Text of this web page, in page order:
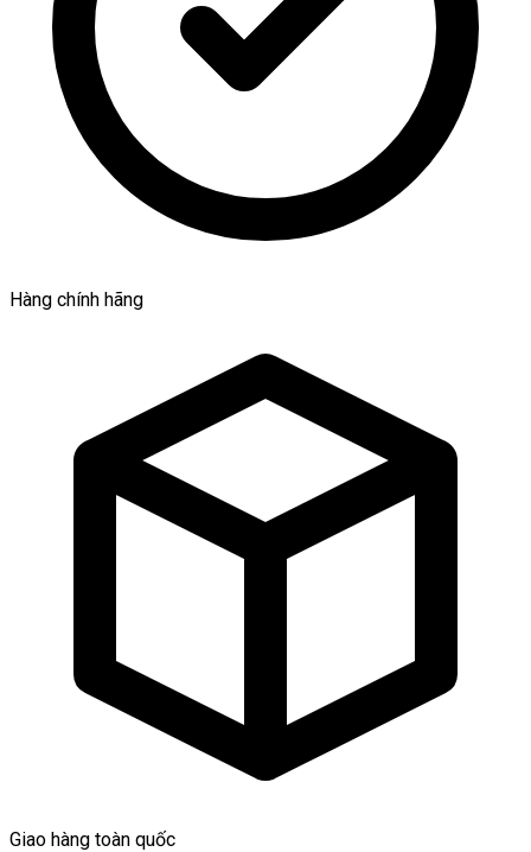
Hàng chính hãng
Giao hàng toàn quốc